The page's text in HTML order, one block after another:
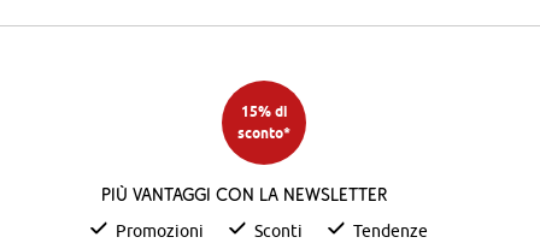
15% di
sconto*
Più vantaggi con la newsletter
Promozioni Sconti Tendenze